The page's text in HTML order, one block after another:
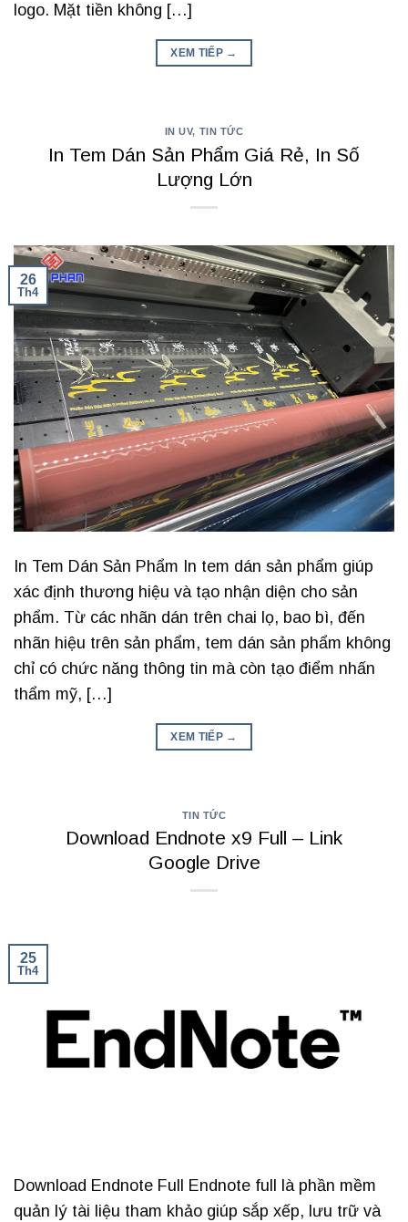
logo. Mặt tiền không […]
XEM TIẾP →
IN UV, TIN TỨC
In Tem Dán Sản Phẩm Giá Rẻ, In Số
Lượng Lớn
26
Th4
In Tem Dán Sản Phẩm In tem dán sản phẩm giúp
xác định thương hiệu và tạo nhận diện cho sản
phẩm. Từ các nhãn dán trên chai lọ, bao bì, đến
nhãn hiệu trên sản phẩm, tem dán sản phẩm không
chỉ có chức năng thông tin mà còn tạo điểm nhấn
thẩm mỹ, […]
XEM TIẾP →
TIN TỨC
Download Endnote x9 Full – Link
Google Drive
25
Th4
Download Endnote Full Endnote full là phần mềm
quản lý tài liệu tham khảo giúp sắp xếp, lưu trữ và